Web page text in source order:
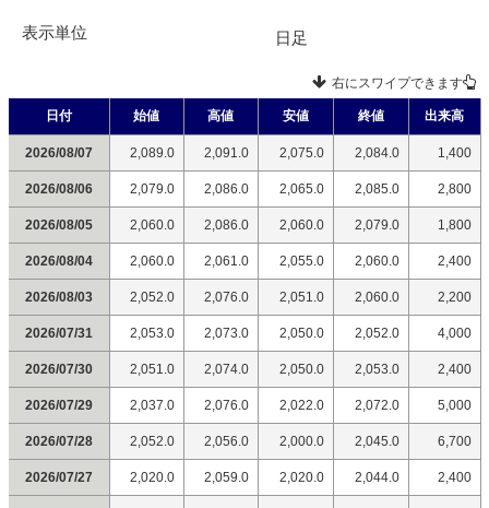
表示単位 日足
右にスワイプできます
日付 始値 高値 安値 終値 出来高
2026/08/07 2,089.0 2,091.0 2,075.0 2,084.0 1,400
2026/08/06 2,079.0 2,086.0 2,065.0 2,085.0 2,800
2026/08/05 2,060.0 2,086.0 2,060.0 2,079.0 1,800
2026/08/04 2,060.0 2,061.0 2,055.0 2,060.0 2,400
2026/08/03 2,052.0 2,076.0 2,051.0 2,060.0 2,200
2026/07/31 2,053.0 2,073.0 2,050.0 2,052.0 4,000
2026/07/30 2,051.0 2,074.0 2,050.0 2,053.0 2,400
2026/07/29 2,037.0 2,076.0 2,022.0 2,072.0 5,000
2026/07/28 2,052.0 2,056.0 2,000.0 2,045.0 6,700
2026/07/27 2,020.0 2,059.0 2,020.0 2,044.0 2,400